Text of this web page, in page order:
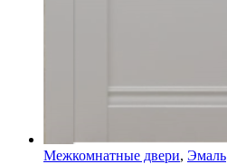
Межкомнатные двери, Эмаль